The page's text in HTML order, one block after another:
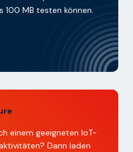
100 MB testen können.
einem geeigneten IoT-
Dann laden